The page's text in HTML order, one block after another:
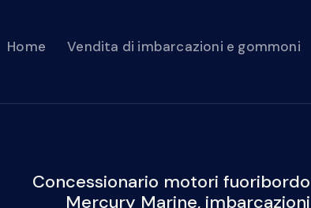
Home Vendita di imbarcazioni e gommoni
Concessionario motori fuoribordo
Mercury Marine, imbarcazioni